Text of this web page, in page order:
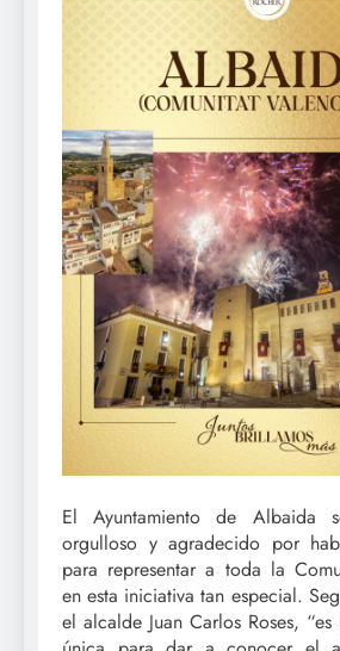
El Ayuntamiento de Albaida
orgulloso y agradecido por
para representar a toda la
en esta iniciativa tan especial.
el alcalde Juan Carlos Roses,